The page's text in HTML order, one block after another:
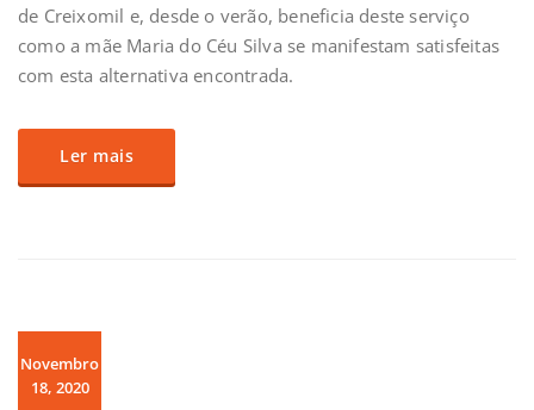
de Creixomil e, desde o verão, beneficia deste serviço
como a mãe Maria do Céu Silva se manifestam satisfeitas
com esta alternativa encontrada.
Ler mais
Novembro
18, 2020